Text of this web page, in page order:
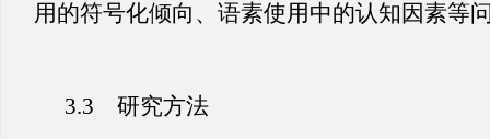
用的符号化倾向、语素使用中的认知因素等
3.3 研究方法